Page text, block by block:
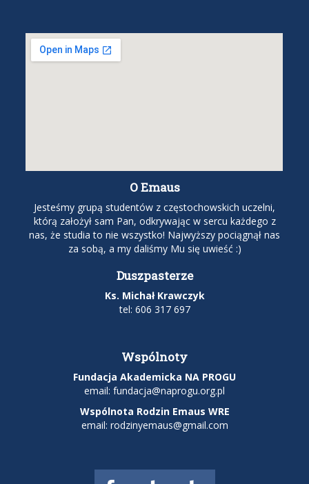
O Emaus
Jesteśmy grupą studentów z częstochowskich uczelni,
którą założył sam Pan, odkrywając w sercu każdego z
nas, że studia to nie wszystko! Najwyższy pociągnął nas
za sobą, a my daliśmy Mu się uwieść :)
Duszpasterze
Ks. Michał Krawczyk
tel: 606 317 697
Wspólnoty
Fundacja Akademicka NA PROGU
email: fundacja@naprogu.org.pl
Wspólnota Rodzin Emaus WRE
email: rodzinyemaus@gmail.com